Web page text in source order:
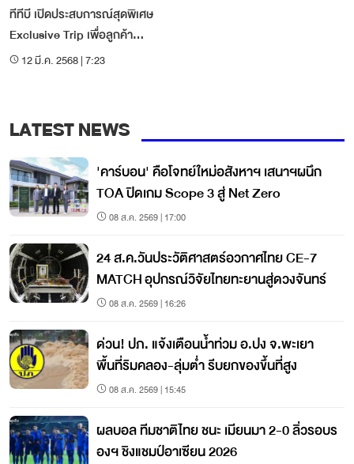
ทีทีบี เปิดประสบการณ์สุดพิเศษ
Exclusive Trip เพื่อลูกค้า
Wealth Banking
12 มี.ค. 2568 | 7:23
LATEST NEWS
'คาร์บอน' คือโจทย์ใหม่อสังหาฯ เสนาฯผนึก
TOA ปิดเกม Scope 3 สู่ Net Zero
08 ส.ค. 2569 | 17:00
24 ส.ค.วันประวัติศาสตร์อวกาศไทย CE-7
MATCH อุปกรณ์วิจัยไทยทะยานสู่ดวงจันทร์
08 ส.ค. 2569 | 16:26
ด่วน! ปภ. แจ้งเตือนน้ำท่วม อ.ปง จ.พะเยา
พื้นที่ริมคลอง-ลุ่มต่ำ รีบยกของขึ้นที่สูง
08 ส.ค. 2569 | 15:45
ผลบอล ทีมชาติไทย ชนะ เมียนมา 2-0 ลิ่วรอบร
องฯ ชิงแชมป์อาเซียน 2026